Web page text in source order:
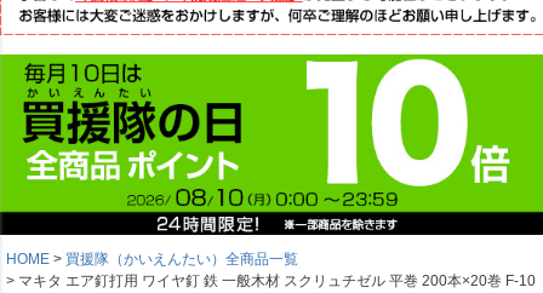
HOME
買援隊（かいえんたい）全商品一覧
マキタ エア釘打用 ワイヤ釘 鉄 一般木材 スクリュチゼル 平巻 200本×20巻 F-10